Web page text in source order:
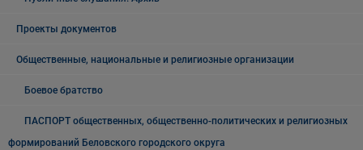
Проекты документов
Общественные, национальные и религиозные организации
Боевое братство
ПАСПОРТ общественных, общественно-политических и религиозных
формирований Беловского городского округа